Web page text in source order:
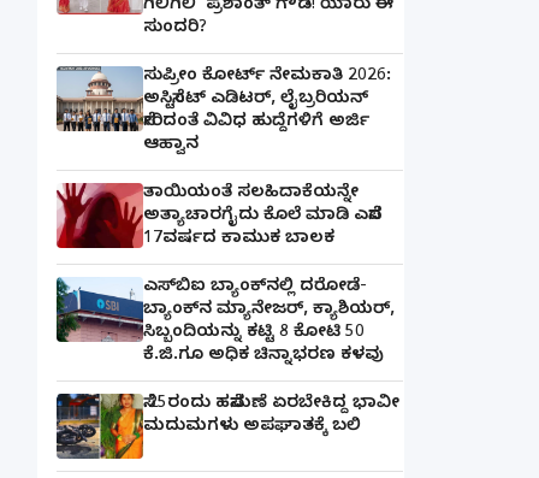
ಗಿಲಿಗಿಲಿ' ಪ್ರಶಾಂತ್ ಗೌಡ! ಯಾರು ಈ
ಸುಂದರಿ?
ಸುಪ್ರೀಂ ಕೋರ್ಟ್ ನೇಮಕಾತಿ 2026:
ಅಸಿಸ್ಟೆಂಟ್ ಎಡಿಟರ್, ಲೈಬ್ರರಿಯನ್
ಸೇರಿದಂತೆ ವಿವಿಧ ಹುದ್ದೆಗಳಿಗೆ ಅರ್ಜಿ
ಆಹ್ವಾನ
ತಾಯಿಯಂತೆ ಸಲಹಿದಾಕೆಯನ್ನೇ
ಅತ್ಯಾಚಾರಗೈದು ಕೊಲೆ ಮಾಡಿ ಎಸೆದ
17ವರ್ಷದ ಕಾಮುಕ ಬಾಲಕ
ಎಸ್‌ಬಿಐ ಬ್ಯಾಂಕ್‌ನಲ್ಲಿ‌ ದರೋಡೆ-
ಬ್ಯಾಂಕ್​ನ ಮ್ಯಾನೇಜರ್‌, ಕ್ಯಾಶಿಯರ್‌,
ಸಿಬ್ಬಂದಿಯನ್ನು ಕಟ್ಟಿ 8 ಕೋಟಿ 50
ಕೆ.ಜಿ.ಗೂ ಅಧಿಕ ಚಿನ್ನಾಭರಣ ಕಳವು
ಸೆ.25ರಂದು ಹಸೆಮಣೆ ಏರಬೇಕಿದ್ದ ಭಾವೀ
ಮದುಮಗಳು ಅಪಘಾತಕ್ಕೆ ಬಲಿ